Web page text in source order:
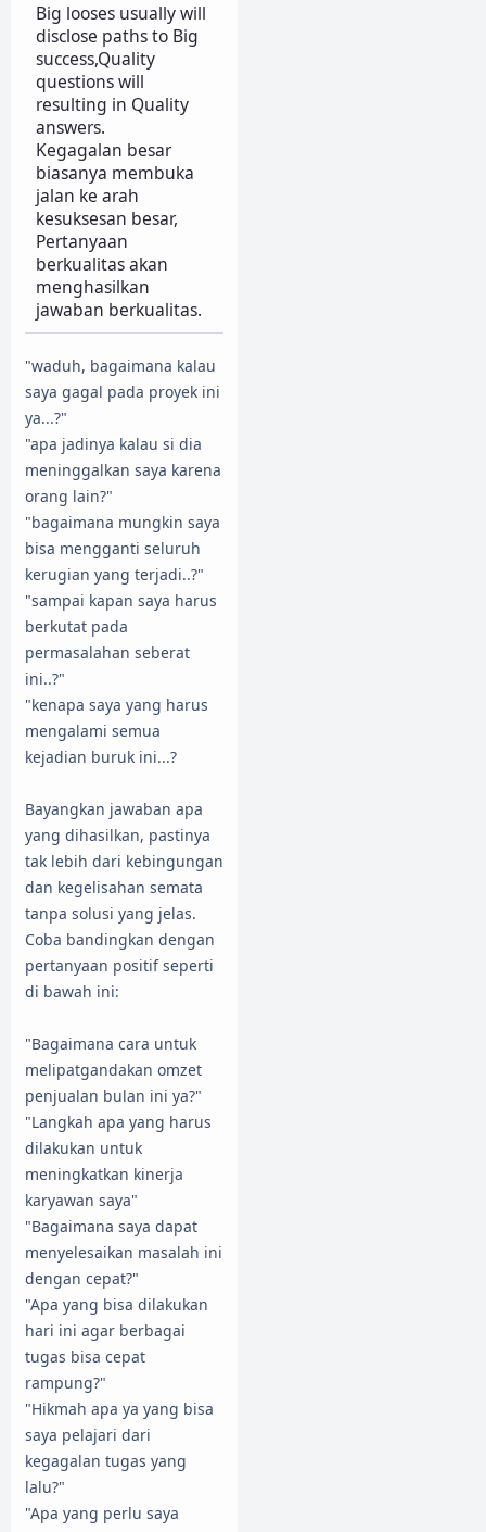
Big looses usually will
disclose paths to Big
success,Quality
questions will
resulting in Quality
answers.
Kegagalan besar
biasanya membuka
jalan ke arah
kesuksesan besar,
Pertanyaan
berkualitas akan
menghasilkan
jawaban berkualitas.
"waduh, bagaimana kalau
saya gagal pada proyek ini
ya...?"
"apa jadinya kalau si dia
meninggalkan saya karena
orang lain?"
"bagaimana mungkin saya
bisa mengganti seluruh
kerugian yang terjadi..?"
"sampai kapan saya harus
berkutat pada
permasalahan seberat
ini..?"
"kenapa saya yang harus
mengalami semua
kejadian buruk ini...?
Bayangkan jawaban apa
yang dihasilkan, pastinya
tak lebih dari kebingungan
dan kegelisahan semata
tanpa solusi yang jelas.
Coba bandingkan dengan
pertanyaan positif seperti
di bawah ini:
"Bagaimana cara untuk
melipatgandakan omzet
penjualan bulan ini ya?"
"Langkah apa yang harus
dilakukan untuk
meningkatkan kinerja
karyawan saya"
"Bagaimana saya dapat
menyelesaikan masalah ini
dengan cepat?"
"Apa yang bisa dilakukan
hari ini agar berbagai
tugas bisa cepat
rampung?"
"Hikmah apa ya yang bisa
saya pelajari dari
kegagalan tugas yang
lalu?"
"Apa yang perlu saya